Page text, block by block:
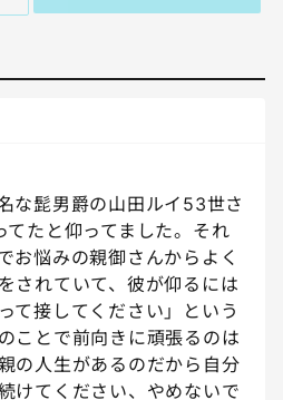
な髭男爵の山田ルイ53世さ
たと仰ってました。それ
お悩みの親御さんからよく
されていて、彼が仰るには
て接してください」という
ことで前向きに頑張るのは
の人生があるのだから自分
けてください、やめないで